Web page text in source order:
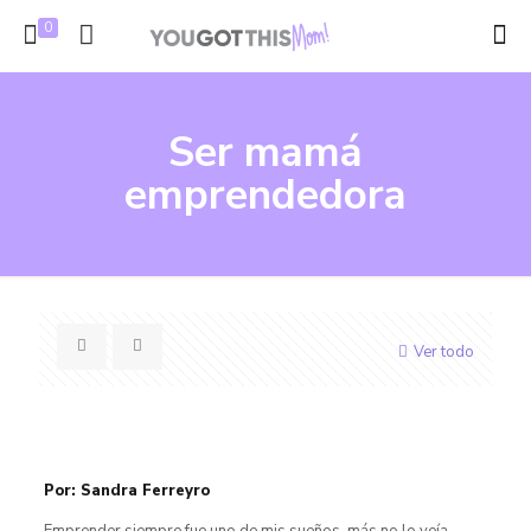
0
Ser mamá
emprendedora
Ver todo
Por: Sandra Ferreyro